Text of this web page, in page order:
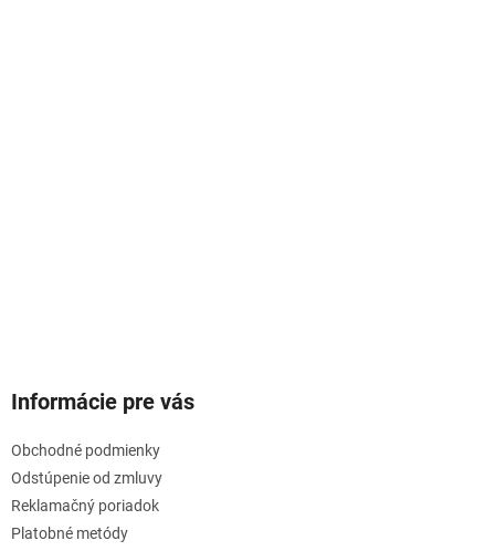
Informácie pre vás
Obchodné podmienky
Odstúpenie od zmluvy
Reklamačný poriadok
Platobné metódy